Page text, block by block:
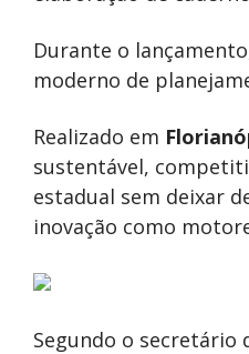
Durante o
moderno de
Realizado em
sustentável,
estadual sem deixar
inovação como
Segundo o secretário